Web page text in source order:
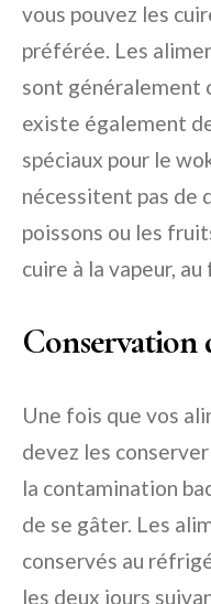
vous pouvez les
préférée. Les
sont généralement
existe également
spéciaux pour le
nécessitent pas de
poissons ou les
cuire à la vapeur,
Conservation
Une fois que vos
devez les
la contamination
de se gâter. Les
conservés au
les deux jours